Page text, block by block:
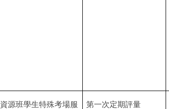
資源班學生特殊考場服
第一次定期評量